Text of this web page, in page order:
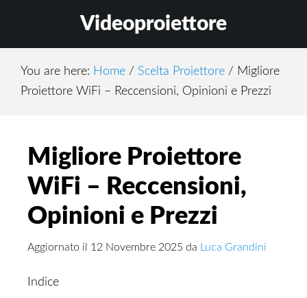
main
content
primary
sidebar
footer
Videoproiettore
You are here: Home / Scelta Proiettore / Migliore
Proiettore WiFi – Reccensioni, Opinioni e Prezzi
Migliore Proiettore
WiFi – Reccensioni,
Opinioni e Prezzi
Aggiornato il 12 Novembre 2025 da Luca Grandini
Indice